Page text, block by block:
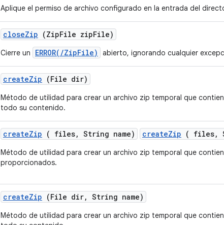
Aplique el permiso de archivo configurado en la entrada del
closeZip (ZipFile zipFile)
Cierre un ERROR(/ZipFile) abierto, ignorando cualquier
createZip (File dir)
Método de utilidad para crear un archivo zip temporal que
todo su contenido.
createZip ( files, String name) createZip ( files,
Método de utilidad para crear un archivo zip temporal que
proporcionados.
createZip (File dir, String name)
Método de utilidad para crear un archivo zip temporal que